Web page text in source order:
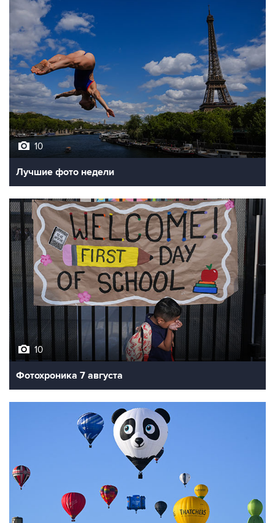
10
Лучшие фото недели
10
Фотохроника 7 августа